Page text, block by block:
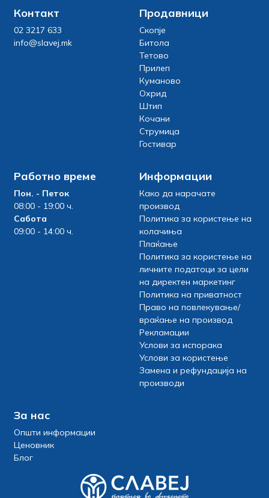
Контакт
02 3217 633
info@slavej.mk
Продавници
Скопје
Битола
Тетово
Прилеп
Куманово
Охрид
Штип
Кочани
Струмица
Гостивар
Работно време
Пон. - Петок
08:00 - 19:00 ч.
Сабота
09:00 - 14:00 ч.
Информации
Како да нарачате
производ
Политика за користење на
колачиња
Плаќање
Политика за користење на
личните податоци за цели
на директен маркетинг
Политика на приватност
Право на повлекување/
враќање на производ
Рекламации
Услови за испорака
Услови за користење
Замена и рефундација на
производи
За нас
Општи информации
Ценовник
Блог